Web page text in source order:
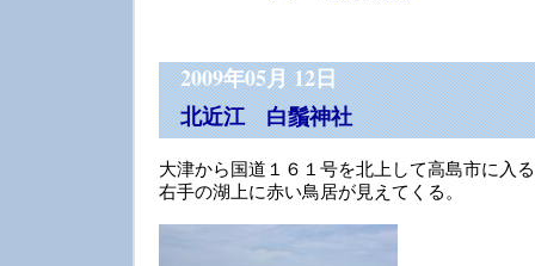
2009年05月 12日
北近江 白鬚神社
大津から国道１６１号を北上して高島市に入
右手の湖上に赤い鳥居が見えてくる。